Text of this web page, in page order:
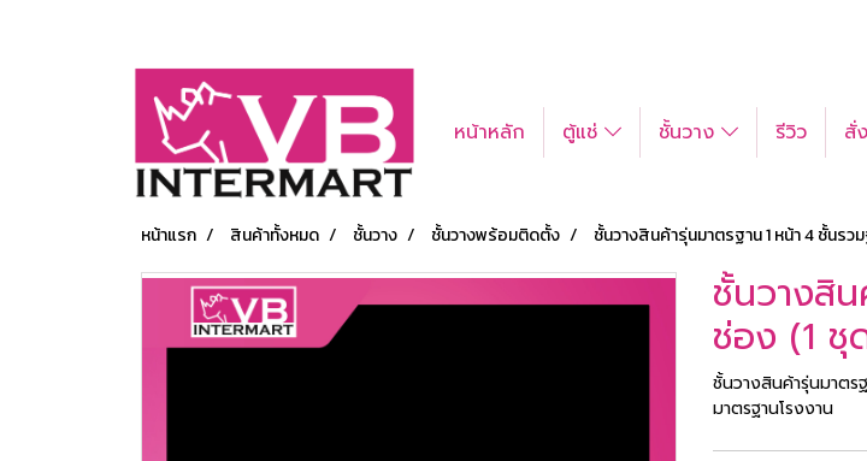
หน้าหลัก ตู้แช่ ชั้นวาง รีวิว สั่
หน้าแรก สินค้าทั้งหมด ชั้นวาง ชั้นวางพร้อมติดตั้ง ชั้นวางสินค้ารุ่นมาตรฐาน 1 หน้า 4 ชั้นรว
ชั้นวางสิ
ช่อง (1
ชั้นวางสินค้ารุ่นมาต
มาตรฐานโรงงาน